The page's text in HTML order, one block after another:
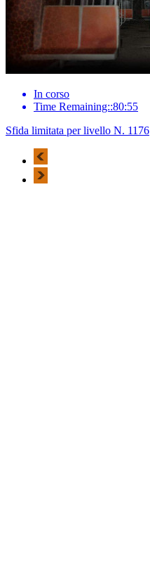
In corso
Time Remaining::80:55
Sfida limitata per livello N. 1176